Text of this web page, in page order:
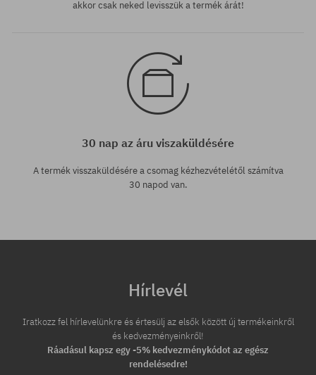
akkor csak neked levisszük a termék árát!
30 nap az áru viszaküldésére
A termék visszaküldésére a csomag kézhezvételétől számítva
30 napod van.
Hírlevél
Iratkozz fel hírlevelünkre és értesülj az elsők között új termékeinkről
és kedvezményeinkről!
Ráadásul kapsz egy -5% kedvezménykódot az egész
rendelésedre!